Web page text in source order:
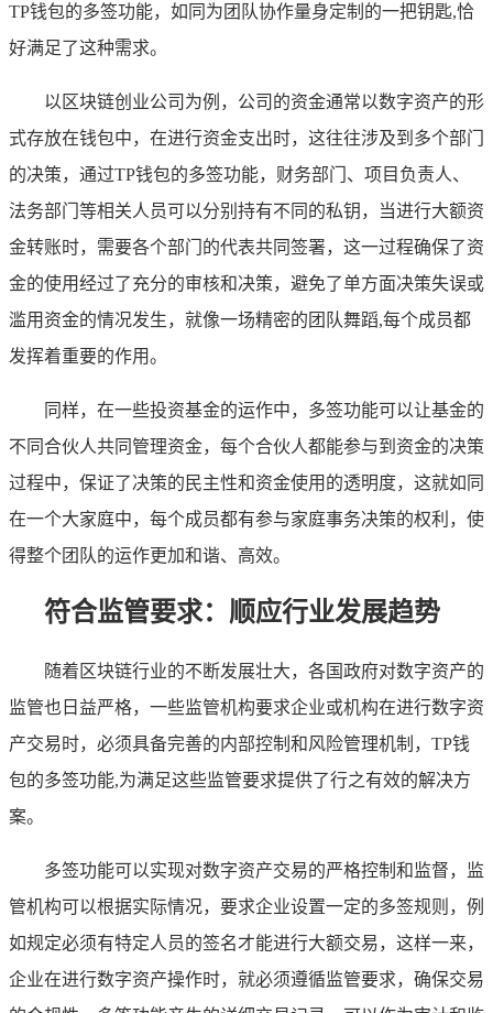
TP钱包的多签功能，如同为团队协作量身定制的一把钥匙,恰
好满足了这种需求。
以区块链创业公司为例，公司的资金通常以数字资产的形
式存放在钱包中，在进行资金支出时，这往往涉及到多个部门
的决策，通过TP钱包的多签功能，财务部门、项目负责人、
法务部门等相关人员可以分别持有不同的私钥，当进行大额资
金转账时，需要各个部门的代表共同签署，这一过程确保了资
金的使用经过了充分的审核和决策，避免了单方面决策失误或
滥用资金的情况发生，就像一场精密的团队舞蹈,每个成员都
发挥着重要的作用。
同样，在一些投资基金的运作中，多签功能可以让基金的
不同合伙人共同管理资金，每个合伙人都能参与到资金的决策
过程中，保证了决策的民主性和资金使用的透明度，这就如同
在一个大家庭中，每个成员都有参与家庭事务决策的权利，使
得整个团队的运作更加和谐、高效。
符合监管要求：顺应行业发展趋势
随着区块链行业的不断发展壮大，各国政府对数字资产的
监管也日益严格，一些监管机构要求企业或机构在进行数字资
产交易时，必须具备完善的内部控制和风险管理机制，TP钱
包的多签功能,为满足这些监管要求提供了行之有效的解决方
案。
多签功能可以实现对数字资产交易的严格控制和监督，监
管机构可以根据实际情况，要求企业设置一定的多签规则，例
如规定必须有特定人员的签名才能进行大额交易，这样一来，
企业在进行数字资产操作时，就必须遵循监管要求，确保交易